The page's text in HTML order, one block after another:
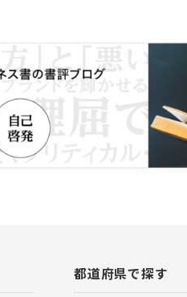
都道府県で探す